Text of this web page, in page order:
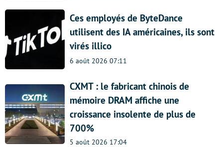
Ces employés de ByteDance
utilisent des IA américaines, ils sont
virés illico
6 août 2026 07:11
CXMT : le fabricant chinois de
mémoire DRAM affiche une
croissance insolente de plus de
700%
5 août 2026 17:04